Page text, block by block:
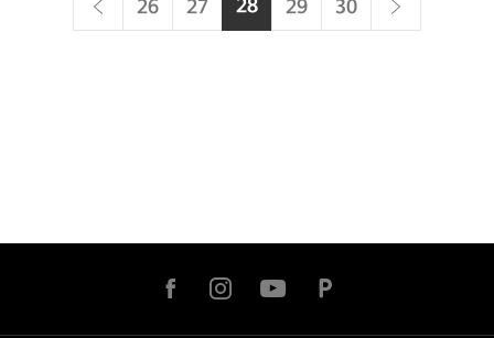
26 27 28현 29 30
facebookinstagramyoutube